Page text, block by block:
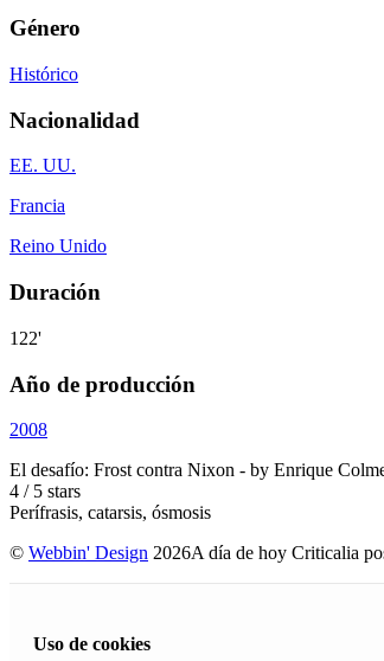
Género
Histórico
Nacionalidad
EE. UU.
Francia
Reino Unido
Duración
122'
Año de producción
2008
El desafío: Frost contra Nixon - by Enrique
4 / 5 stars
Perífrasis, catarsis, ósmosis
© Webbin' Design 2026A día de hoy Criticalia
Uso de cookies